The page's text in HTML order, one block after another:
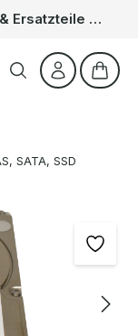
Sommer-Deal: 15% auf alle Server & Ersatzteile – Kein Code nötig, der Rabatt wird automatisch im Warenkorb abgezogen. Gültig vom 01.06. bis 31.08.
SATA, SSD